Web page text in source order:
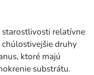
relatívne
chúlostivejšie druhy
ktoré majú
substrátu.